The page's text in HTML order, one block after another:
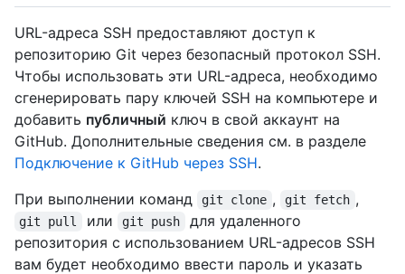
URL-адреса SSH предоставляют доступ к
репозиторию Git через безопасный протокол SSH.
Чтобы использовать эти URL-адреса, необходимо
сгенерировать пару ключей SSH на компьютере и
добавить публичный ключ в свой аккаунт на
GitHub. Дополнительные сведения см. в разделе
Подключение к GitHub через SSH.
При выполнении команд
git clone , git fetch ,
git pull или git push
для удаленного
репозитория с использованием URL-адресов SSH
вам будет необходимо ввести пароль и указать